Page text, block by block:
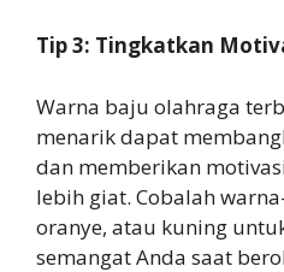
Tip 3: Tingkatkan
Warna baju olahraga
menarik dapat
dan memberikan
lebih giat. Cobalah
oranye, atau kuning
semangat Anda saat